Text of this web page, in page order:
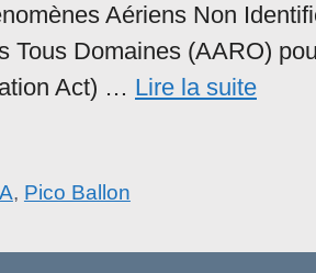
Aériens Non
Tous Domaines (AARO)
Act) … Lire la suite
, Pico Ballon